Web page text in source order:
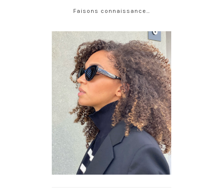
Faisons connaissance…